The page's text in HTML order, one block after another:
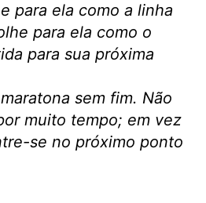
para ela como a linha
para ela como o
para sua próxima
sem fim. Não
muito tempo; em vez
se no próximo ponto